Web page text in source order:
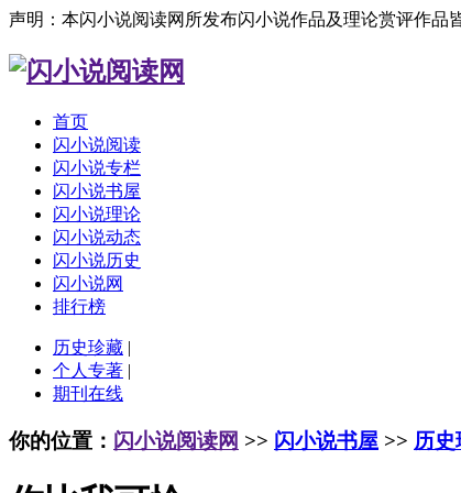
声明：本闪小说阅读网所发布闪小说作品及理论赏评作品
首页
闪小说阅读
闪小说专栏
闪小说书屋
闪小说理论
闪小说动态
闪小说历史
闪小说网
排行榜
历史珍藏 |
个人专著 |
期刊在线
你的位置： 闪小说阅读网 >> 闪小说书屋 >> 历